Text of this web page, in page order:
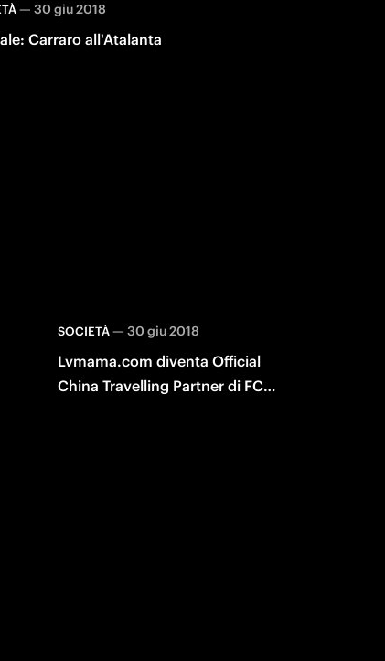
— 30 giu 2018
Carraro all'Atalanta
SOCIETÀ — 30 giu 2018
Lvmama.com diventa Official
China Travelling Partner di FC